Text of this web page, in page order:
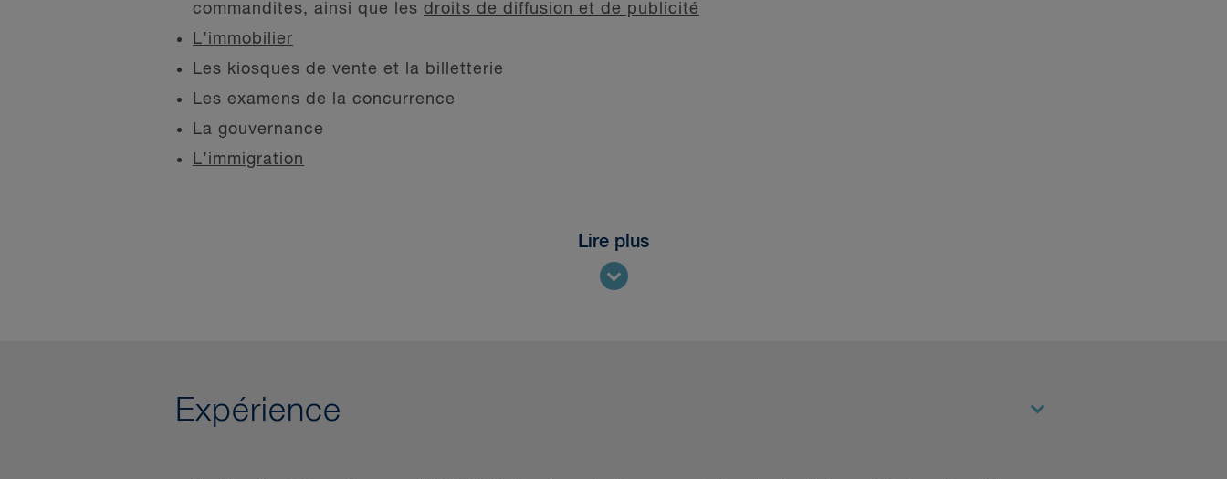
commandites, ainsi que les droits de diffusion et de publicité
L’immobilier
Les kiosques de vente et la billetterie
Les examens de la concurrence
La gouvernance
L’immigration
Lire plus
Expérience